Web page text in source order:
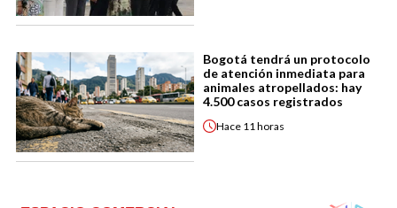
Bogotá tendrá un protocolo
de atención inmediata para
animales atropellados: hay
4.500 casos registrados
Hace 11 horas